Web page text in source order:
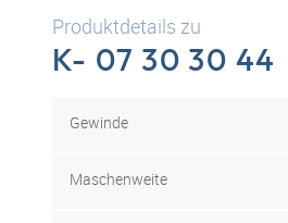
Produktdetails zu
K- 07 30 30 44
Gewinde
Maschenweite